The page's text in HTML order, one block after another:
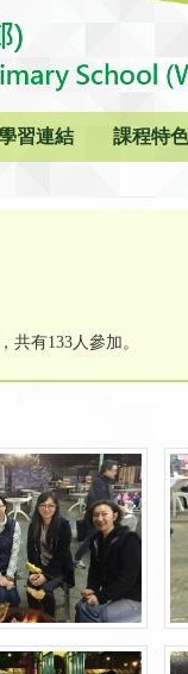
習連結 課程特色
有133人參加。